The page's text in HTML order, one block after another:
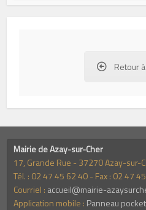
Retour
Mairie de Azay-sur-Cher
17, Grande Rue - 37270 Azay-sur-
Tél. : 02 47 45 62 40 - Fax : 02 47
Courriel : accueil@mairie-
Application mobile : Panneau pocket